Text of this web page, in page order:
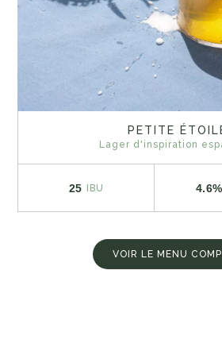
PETITE
Lager d'inspiration
25 IBU 4.6%
VOIR LE MENU